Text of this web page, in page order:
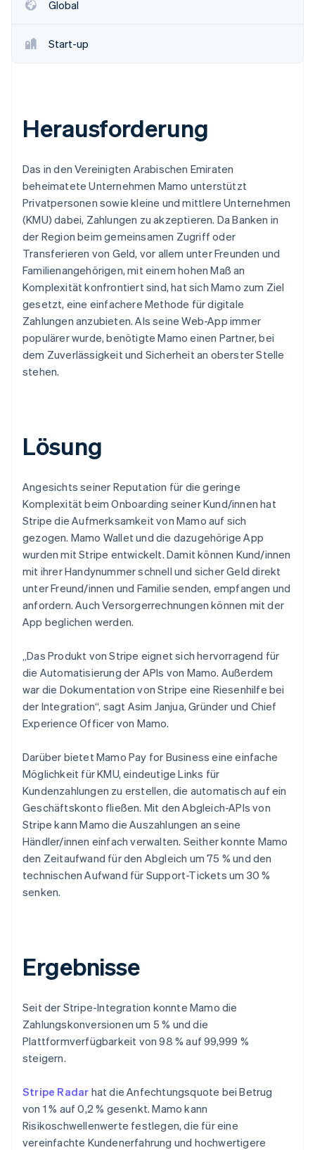
Betrugsprävention
Start-up-Gründung
Stripe-Sessions 2026
Erfahren Sie, wie Stripe Lösungen für die
Jetzt ansehen
Global
Start-up
Herausforderung
Das in den Vereinigten Arabischen Emiraten
beheimatete Unternehmen Mamo unterstützt
Privatpersonen sowie kleine und mittlere Unternehmen
(KMU) dabei, Zahlungen zu akzeptieren. Da Banken in
der Region beim gemeinsamen Zugriff oder
Transferieren von Geld, vor allem unter Freunden und
Familienangehörigen, mit einem hohen Maß an
Komplexität konfrontiert sind, hat sich Mamo zum Ziel
gesetzt, eine einfachere Methode für digitale
Zahlungen anzubieten. Als seine Web-App immer
populärer wurde, benötigte Mamo einen Partner, bei
dem Zuverlässigkeit und Sicherheit an oberster Stelle
stehen.
Lösung
Angesichts seiner Reputation für die geringe
Komplexität beim Onboarding seiner Kund/innen hat
Stripe die Aufmerksamkeit von Mamo auf sich
gezogen. Mamo Wallet und die dazugehörige App
wurden mit Stripe entwickelt. Damit können Kund/innen
mit ihrer Handynummer schnell und sicher Geld direkt
unter Freund/innen und Familie senden, empfangen und
anfordern. Auch Versorgerrechnungen können mit der
App beglichen werden.
„Das Produkt von Stripe eignet sich hervorragend für
die Automatisierung der APIs von Mamo. Außerdem
war die Dokumentation von Stripe eine Riesenhilfe bei
der Integration“, sagt Asim Janjua, Gründer und Chief
Experience Officer von Mamo.
Darüber bietet Mamo Pay for Business eine einfache
Möglichkeit für KMU, eindeutige Links für
Kundenzahlungen zu erstellen, die automatisch auf ein
Geschäftskonto fließen. Mit den Abgleich-APIs von
Stripe kann Mamo die Auszahlungen an seine
Händler/innen einfach verwalten. Seither konnte Mamo
den Zeitaufwand für den Abgleich um 75 % und den
technischen Aufwand für Support-Tickets um 30 %
senken.
Ergebnisse
Seit der Stripe-Integration konnte Mamo die
Zahlungskonversionen um 5 % und die
Plattformverfügbarkeit von 98 % auf 99,999 %
steigern.
Stripe Radar hat die Anfechtungsquote bei Betrug
von 1 % auf 0,2 % gesenkt. Mamo kann
Risikoschwellenwerte festlegen, die für eine
vereinfachte Kundenerfahrung und hochwertigere